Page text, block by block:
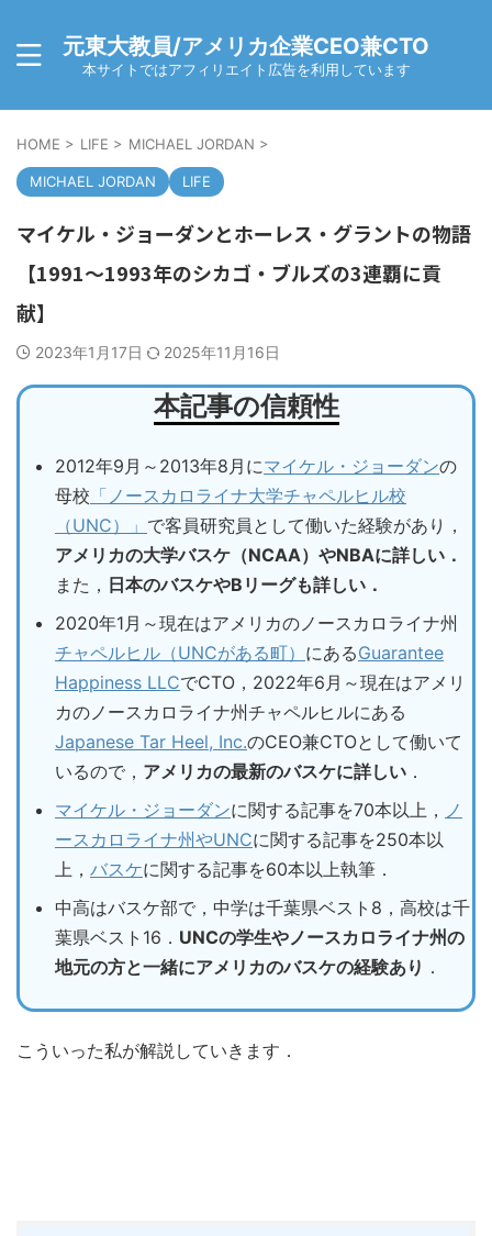
元東大教員/アメリカ企業CEO兼CTO
本サイトではアフィリエイト広告を利用しています
HOME > LIFE > MICHAEL JORDAN >
MICHAEL JORDAN LIFE
マイケル・ジョーダンとホーレス・グラントの物語
【1991～1993年のシカゴ・ブルズの3連覇に貢
献】
2023年1月17日 2025年11月16日
本記事の信頼性
2012年9月～2013年8月にマイケル・ジョーダンの
母校 「ノースカロライナ大学チャペルヒル校
（UNC）」 で客員研究員として働いた経験があり，
アメリカの大学バスケ（NCAA）やNBAに詳しい．
また， 日本のバスケやBリーグも詳しい．
2020年1月～現在はアメリカのノースカロライナ州
チャペルヒル（UNCがある町） にあるGuarantee
Happiness LLCでCTO，2022年6月～現在はアメリ
カのノースカロライナ州チャペルヒルにある
Japanese Tar Heel, Inc.のCEO兼CTOとして働いて
いるので， アメリカの最新のバスケに詳しい ．
マイケル・ジョーダンに関する記事を70本以上， ノ
ースカロライナ州やUNCに関する記事を250本以
上， バスケに関する記事を60本以上執筆．
中高はバスケ部で，中学は千葉県ベスト8，高校は千
葉県ベスト16． UNCの学生やノースカロライナ州の
地元の方と一緒にアメリカのバスケの経験あり ．
こういった私が解説していきます．